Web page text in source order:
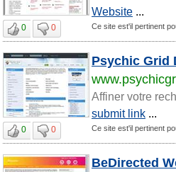
Website ...
0 0 Ce site est'il pertinent
Psychic Grid
Affiner votre
submit link ...
0 0 Ce site est'il pertinent
BeDirected